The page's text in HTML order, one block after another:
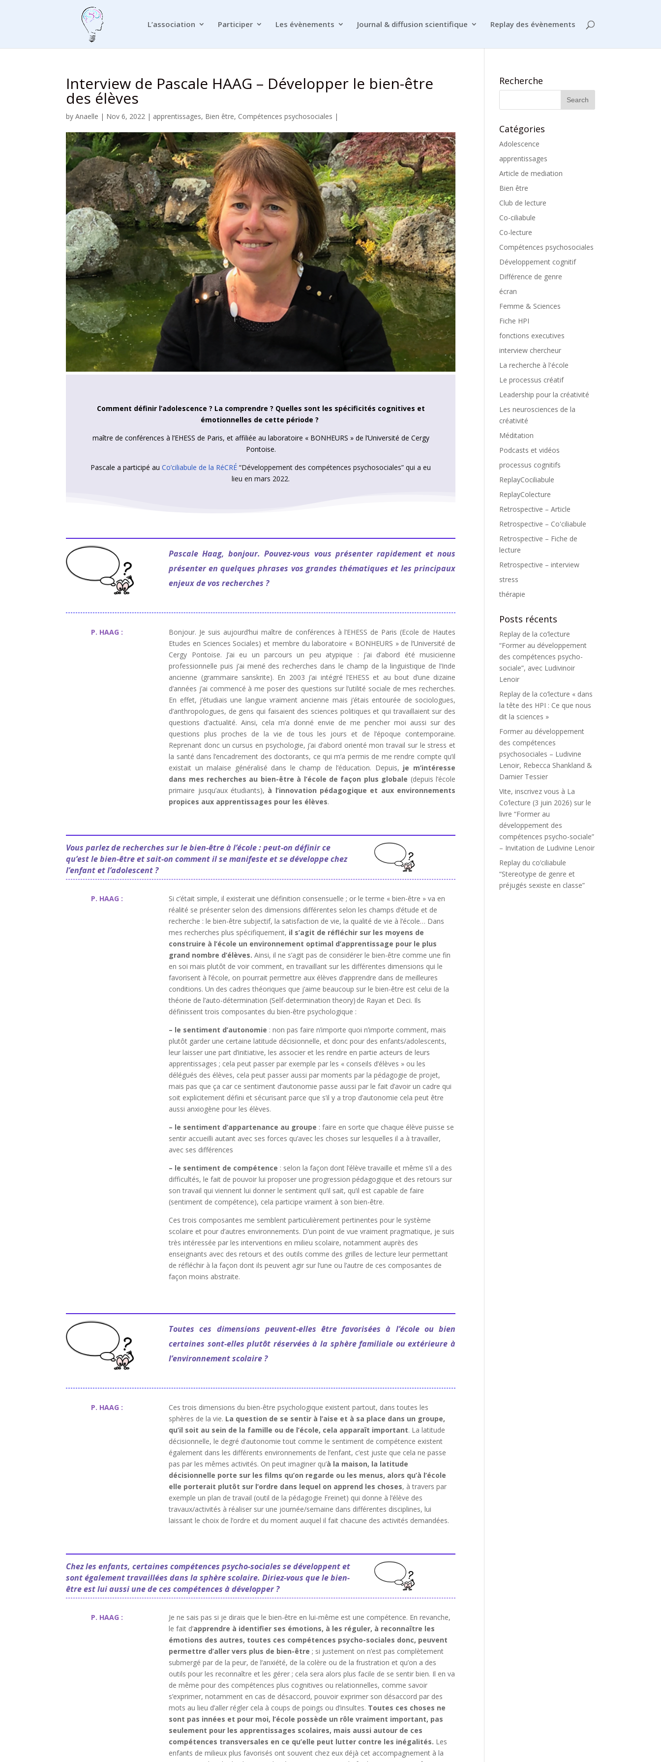
L’association Participer Les évènements Journal & diffusion scientifique Replay des évènements
Interview de Pascale HAAG – Développer le bien-être
des élèves
byAnaelle | Nov 6, 2022 | apprentissages, Bien être, Compétences psychosociales |
Comment définir l’adolescence ? La comprendre ? Quelles sont les spécificités cognitives et
émotionnelles de cette période ?
maître de conférences à l’EHESS de Paris, et affiliée au laboratoire « BONHEURS » de l’Université de Cergy
Pontoise.
Pascale a participé auCo’ciliabule de la RéCRÉ“Développement des compétences psychosociales” qui a eu
lieu en mars 2022.
Pascale Haag, bonjour. Pouvez-vous vous présenter rapidement et nous
présenter en quelques phrases vos grandes thématiques et les principaux
enjeux de vos recherches ?
P. HAAG :
Bonjour. Je suis aujourd’hui maître de conférences à l’EHESS de Paris (Ecole de Hautes
Etudes en Sciences Sociales) et membre du laboratoire « BONHEURS » de l’Université de
Cergy Pontoise. J’ai eu un parcours un peu atypique : j’ai d’abord été musicienne
professionnelle puis j’ai mené des recherches dans le champ de la linguistique de l’Inde
ancienne (grammaire sanskrite). En 2003 j’ai intégré l’EHESS et au bout d’une dizaine
d’années j’ai commencé à me poser des questions sur l’utilité sociale de mes recherches.
En effet, j’étudiais une langue vraiment ancienne mais j’étais entourée de sociologues,
d’anthropologues, de gens qui faisaient des sciences politiques et qui travaillaient sur des
questions d’actualité. Ainsi, cela m’a donné envie de me pencher moi aussi sur des
questions plus proches de la vie de tous les jours et de l’époque contemporaine.
Reprenant donc un cursus en psychologie, j’ai d’abord orienté mon travail sur le stress et
la santé dans l’encadrement des doctorants, ce qui m’a permis de me rendre compte qu’il
existait un malaise généralisé dans le champ de l’éducation. Depuis, je m’intéresse
dans mes recherches au bien-être à l’école de façon plus globale (depuis l’école
primaire jusqu’aux étudiants), à l’innovation pédagogique et aux environnements
propices aux apprentissages pour les élèves.
Vous parlez de recherches sur le bien-être à l’école : peut-on définir ce
qu’est le bien-être et sait-on comment il se manifeste et se développe chez
l’enfant et l’adolescent ?
P. HAAG :
Si c’était simple, il existerait une définition consensuelle ; or le terme « bien-être » va en
réalité se présenter selon des dimensions différentes selon les champs d’étude et de
recherche : le bien-être subjectif, la satisfaction de vie, la qualité de vie à l’école… Dans
mes recherches plus spécifiquement, il s’agit de réfléchir sur les moyens de
construire à l’école un environnement optimal d’apprentissage pour le plus
grand nombre d’élèves. Ainsi, il ne s’agit pas de considérer le bien-être comme une fin
en soi mais plutôt de voir comment, en travaillant sur les différentes dimensions qui le
favorisent à l’école, on pourrait permettre aux élèves d’apprendre dans de meilleures
conditions. Un des cadres théoriques que j’aime beaucoup sur le bien-être est celui de la
théorie de l’auto-détermination (Self-determination theory) de Rayan et Deci. Ils
définissent trois composantes du bien-être psychologique :
– le sentiment d’autonomie : non pas faire n’importe quoi n’importe comment, mais
plutôt garder une certaine latitude décisionnelle, et donc pour des enfants/adolescents,
leur laisser une part d’initiative, les associer et les rendre en partie acteurs de leurs
apprentissages ; cela peut passer par exemple par les « conseils d’élèves » ou les
délégués des élèves, cela peut passer aussi par moments par la pédagogie de projet,
mais pas que ça car ce sentiment d’autonomie passe aussi par le fait d’avoir un cadre qui
soit explicitement défini et sécurisant parce que s’il y a trop d’autonomie cela peut être
aussi anxiogène pour les élèves.
– le sentiment d’appartenance au groupe : faire en sorte que chaque élève puisse se
sentir accueilli autant avec ses forces qu’avec les choses sur lesquelles il a à travailler,
avec ses différences
– le sentiment de compétence : selon la façon dont l’élève travaille et même s’il a des
difficultés, le fait de pouvoir lui proposer une progression pédagogique et des retours sur
son travail qui viennent lui donner le sentiment qu’il sait, qu’il est capable de faire
(sentiment de compétence), cela participe vraiment à son bien-être.
Ces trois composantes me semblent particulièrement pertinentes pour le système
scolaire et pour d’autres environnements. D’un point de vue vraiment pragmatique, je suis
très intéressée par les interventions en milieu scolaire, notamment auprès des
enseignants avec des retours et des outils comme des grilles de lecture leur permettant
de réfléchir à la façon dont ils peuvent agir sur l’une ou l’autre de ces composantes de
façon moins abstraite.
Toutes ces dimensions peuvent-elles être favorisées à l’école ou bien
certaines sont-elles plutôt réservées à la sphère familiale ou extérieure à
l’environnement scolaire ?
P. HAAG :
Ces trois dimensions du bien-être psychologique existent partout, dans toutes les
sphères de la vie. La question de se sentir à l’aise et à sa place dans un groupe,
qu’il soit au sein de la famille ou de l’école, cela apparaît important. La latitude
décisionnelle, le degré d’autonomie tout comme le sentiment de compétence existent
également dans les différents environnements de l’enfant, c’est juste que cela ne passe
pas par les mêmes activités. On peut imaginer qu’à la maison, la latitude
décisionnelle porte sur les films qu’on regarde ou les menus, alors qu’à l’école
elle porterait plutôt sur l’ordre dans lequel on apprend les choses, à travers par
exemple un plan de travail (outil de la pédagogie Freinet) qui donne à l’élève des
travaux/activités à réaliser sur une journée/semaine dans différentes disciplines, lui
laissant le choix de l’ordre et du moment auquel il fait chacune des activités demandées.
Chez les enfants, certaines compétences psycho-sociales se développent et
sont également travaillées dans la sphère scolaire. Diriez-vous que le bien-
être est lui aussi une de ces compétences à développer ?
P. HAAG :
Je ne sais pas si je dirais que le bien-être en lui-même est une compétence. En revanche,
le fait d’apprendre à identifier ses émotions, à les réguler, à reconnaître les
émotions des autres, toutes ces compétences psycho-sociales donc, peuvent
permettre d’aller vers plus de bien-être ; si justement on n’est pas complètement
submergé par de la peur, de l’anxiété, de la colère ou de la frustration et qu’on a des
outils pour les reconnaître et les gérer ; cela sera alors plus facile de se sentir bien. Il en va
de même pour des compétences plus cognitives ou relationnelles, comme savoir
s’exprimer, notamment en cas de désaccord, pouvoir exprimer son désaccord par des
mots au lieu d’aller régler cela à coups de poings ou d’insultes. Toutes ces choses ne
sont pas innées et pour moi, l’école possède un rôle vraiment important, pas
seulement pour les apprentissages scolaires, mais aussi autour de ces
compétences transversales en ce qu’elle peut lutter contre les inégalités. Les
enfants de milieux plus favorisés ont souvent chez eux déjà cet accompagnement à la
Recherche
Catégories
Adolescence
apprentissages
Article de mediation
Bien être
Club de lecture
Co-ciliabule
Co-lecture
Compétences psychosociales
Développement cognitif
Différence de genre
écran
Femme & Sciences
Fiche HPI
fonctions executives
interview chercheur
La recherche à l'école
Le processus créatif
Leadership pour la créativité
Les neurosciences de la
créativité
Méditation
Podcasts et vidéos
processus cognitifs
ReplayCociliabule
ReplayColecture
Retrospective – Article
Retrospective – Co'ciliabule
Retrospective – Fiche de
lecture
Retrospective – interview
stress
thérapie
Posts récents
Replay de la co’lecture
“Former au développement
des compétences psycho-
sociale”, avec Ludivinoir
Lenoir
Replay de la co’lecture « dans
la tête des HPI : Ce que nous
dit la sciences »
Former au développement
des compétences
psychosociales – Ludivine
Lenoir, Rebecca Shankland &
Damier Tessier
Vite, inscrivez vous à La
Co’lecture (3 juin 2026) sur le
livre “Former au
développement des
compétences psycho-sociale”
– Invitation de Ludivine Lenoir
Replay du co’ciliabule
“Stereotype de genre et
préjugés sexiste en classe”